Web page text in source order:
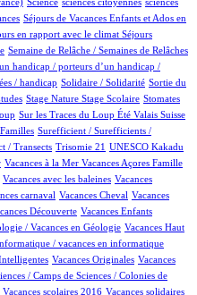
Séjours de Vacances Enfants et Ados en
en rapport avec le climat Séjours
Semaine de Relâche / Semaines de Relâches
handicap / porteurs d’un handicap /
/ handicap Solidaire / Solidarité Sortie du
Stage Nature Stage Scolaire Stomates
Sur les Traces du Loup Été Valais Suisse
Surefficient / Surefficients /
/ Transects Trisomie 21 UNESCO Kakadu
Vacances à la Mer Vacances Açores Famille
Vacances avec les baleines Vacances
carnaval Vacances Cheval Vacances
Découverte Vacances Enfants
/ Vacances en Géologie Vacances Haut
/ vacances en informatique
Vacances Originales Vacances
/ Camps de Sciences / Colonies de
Vacances scolaires 2016 Vacances solidaires